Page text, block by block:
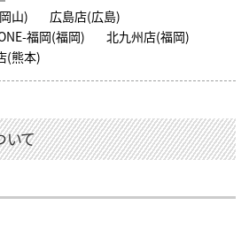
山)
広島店(広島)
福岡(福岡)
北九州店(福岡)
(熊本)
いて